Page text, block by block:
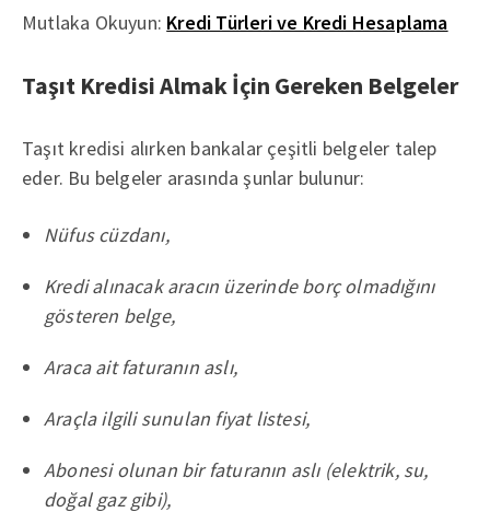
Mutlaka Okuyun: Kredi Türleri ve Kredi Hesaplama
Taşıt Kredisi Almak İçin Gereken Belgeler
Taşıt kredisi alırken bankalar çeşitli belgeler talep
eder. Bu belgeler arasında şunlar bulunur:
Nüfus cüzdanı,
Kredi alınacak aracın üzerinde borç olmadığını
gösteren belge,
Araca ait faturanın aslı,
Araçla ilgili sunulan fiyat listesi,
Abonesi olunan bir faturanın aslı (elektrik, su,
doğal gaz gibi),